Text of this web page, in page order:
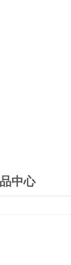
中心